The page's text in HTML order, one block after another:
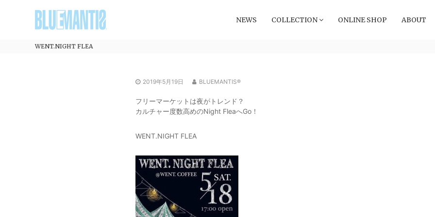
BLUEMANTIS
NEWS COLLECTION ONLINE SHOP ABOUT
WENT.NIGHT FLEA
2019年5月19日 BLUEMANTIS®
フリーマーケットは夜がトレンド？
カルチャー度数高めのNight FleaへGo！
WENT.NIGHT FLEA